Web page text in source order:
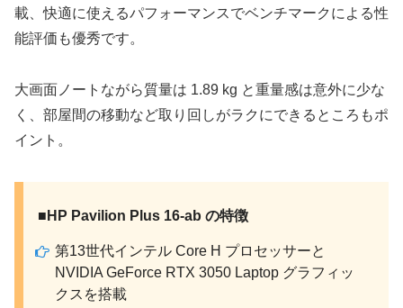
載、快適に使えるパフォーマンスでベンチマークによる性
能評価も優秀です。
大画面ノートながら質量は 1.89 kg と重量感は意外に少な
く、部屋間の移動など取り回しがラクにできるところもポ
イント。
■HP Pavilion Plus 16-ab の特徴
第13世代インテル Core H プロセッサーと
NVIDIA GeForce RTX 3050 Laptop グラフィッ
クスを搭載